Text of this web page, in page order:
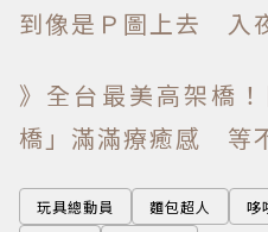
到像是Ｐ圖上去 入
》全台最美高架橋
橋」滿滿療癒感 等
玩具總動員 麵包超人 哆